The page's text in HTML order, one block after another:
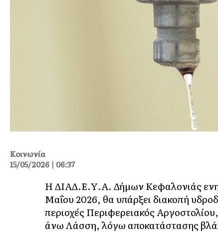
Κοινωνία
15/05/2026 | 06:37
Η ΔΙΑΔ.Ε.Υ.Α. Δήμων Κεφαλονιάς
Μαΐου 2026, θα υπάρξει διακοπή
περιοχές Περιφερειακός
άνω Λάσση, λόγω αποκατάστασης